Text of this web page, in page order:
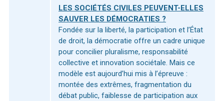
LES SOCIÉTÉS CIVILES PEUVENT-ELLES
SAUVER LES DÉMOCRATIES ?
Fondée sur la liberté, la participation et l’État
de droit, la démocratie offre un cadre unique
pour concilier pluralisme, responsabilité
collective et innovation sociétale. Mais ce
modèle est aujourd’hui mis à l’épreuve :
montée des extrêmes, fragmentation du
débat public, faiblesse de participation aux